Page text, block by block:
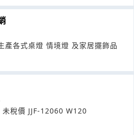
產各式桌燈 情境燈 及家居擺飾品
美式斜度腳折合桌(木紋面) 未稅價 JJF-12060 W120